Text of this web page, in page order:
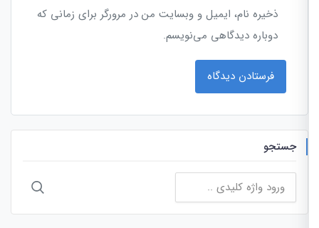
ذخیره نام، ایمیل و وبسایت من در مرورگر برای زمانی که
دوباره دیدگاهی می‌نویسم.
جستجو
جستجو
برای: